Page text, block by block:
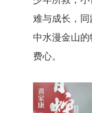
难与成长，
中水漫金山
费心。